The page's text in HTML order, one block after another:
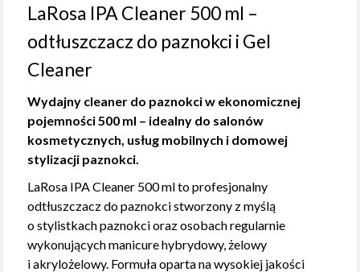
LaRosa IPA Cleaner 500 ml –
odtłuszczacz do paznokci i Gel
Cleaner
Wydajny cleaner do paznokci w ekonomicznej
pojemności 500 ml – idealny do salonów
kosmetycznych, usług mobilnych i domowej
stylizacji paznokci.
LaRosa IPA Cleaner 500 ml to profesjonalny
odtłuszczacz do paznokci stworzony z myślą
o stylistkach paznokci oraz osobach regularnie
wykonujących manicure hybrydowy, żelowy
i akrylożelowy. Formuła oparta na wysokiej jakości